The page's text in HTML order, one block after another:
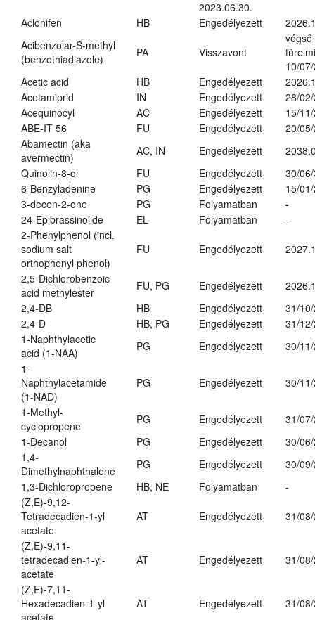
2023.06.30.
Aclonifen
HB Engedélyezett
Acibenzolar-S-methyl
(benzothiadiazole)
PA Visszavont
végső
10/
Acetic acid
HB Engedélyezett
Acetamiprid
IN Engedélyezett
28/
Acequinocyl
AC Engedélyezett
15/
ABE-IT 56
FU Engedélyezett
20/
Abamectin (aka
avermectin)
AC, IN Engedélyezett
Quinolin-8-ol
FU Engedélyezett
30/
6-Benzyladenine
PG Engedélyezett
15/
3-decen-2-one
PG Folyamatban
-
24-Epibrassinolide
EL Folyamatban
-
2-Phenylphenol (incl.
sodium salt
orthophenyl phenol)
FU Engedélyezett
2,5-Dichlorobenzoic
acid methylester
FU, PG Engedélyezett
2,4-DB
HB Engedélyezett
31/
2,4-D
HB, PG Engedélyezett
31/
1-Naphthylacetic
acid (1-NAA)
PG Engedélyezett
30/
1-
Naphthylacetamide
(1-NAD)
PG Engedélyezett 30/
1-Methyl-
cyclopropene
PG Engedélyezett
31/
1-Decanol
PG Engedélyezett
30/
1,4-
Dimethylnaphthalene
PG Engedélyezett
30/
1,3-Dichloropropene
HB, NE Folyamatban
-
(Z,E)-9,12-
Tetradecadien-1-yl
acetate
AT Engedélyezett 31/
(Z,E)-9,11-
tetradecadien-1-yl-
acetate
AT Engedélyezett 31/
(Z,E)-7,11-
Hexadecadien-1-yl
AT Engedélyezett 31/